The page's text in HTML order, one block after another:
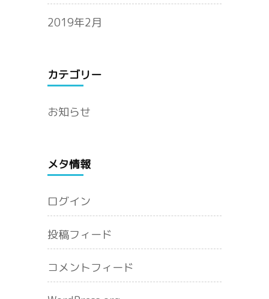
2019年2月
カテゴリー
お知らせ
メタ情報
ログイン
投稿フィード
コメントフィード